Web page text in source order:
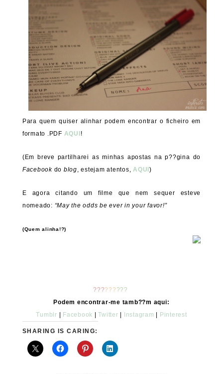
Para quem quiser alinhar podem encontrar o ficheiro em
formato .PDF AQUI !
(Em breve partilharei as minhas apostas na p??gina do
Facebookdo blog, estejam atentos,AQUI)
E agora citando um filme que nem sequer esteve
nomeado: “May the odds be ever in your favor!”
(Quem alinha!?)
?????? ???
Podem encontrar-me tamb??m aqui:
Tumblr
Facebook |Twitter Instagram Pinterest
SHARING IS CARING: